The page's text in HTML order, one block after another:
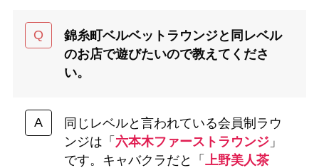
錦糸町ベルベットラウンジと同レベル
のお店で遊びたいので教えてくださ
い。
同じレベルと言われている会員制ラウ
ンジは「 六本木ファーストラウンジ」
です。キャバクラだと「
上野美人茶